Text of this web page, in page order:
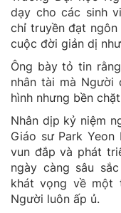
dạy cho các sinh
chỉ truyền đạt
cuộc đời giản dị
Ông bày tỏ tin
nhân tài mà
hình nhưng bền
Nhân dịp kỷ niệm
Giáo sư Park
vun đắp và phát
ngày càng sâu
khát vọng về một
Người luôn ấp ủ.